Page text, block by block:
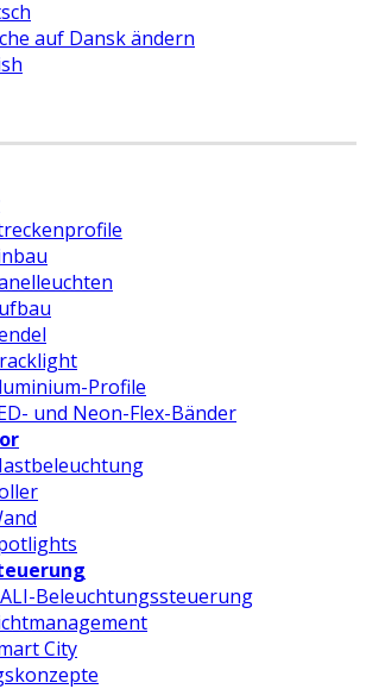
Profile
und Neon-Flex-Bänder
Beleuchtungssteuerung
City